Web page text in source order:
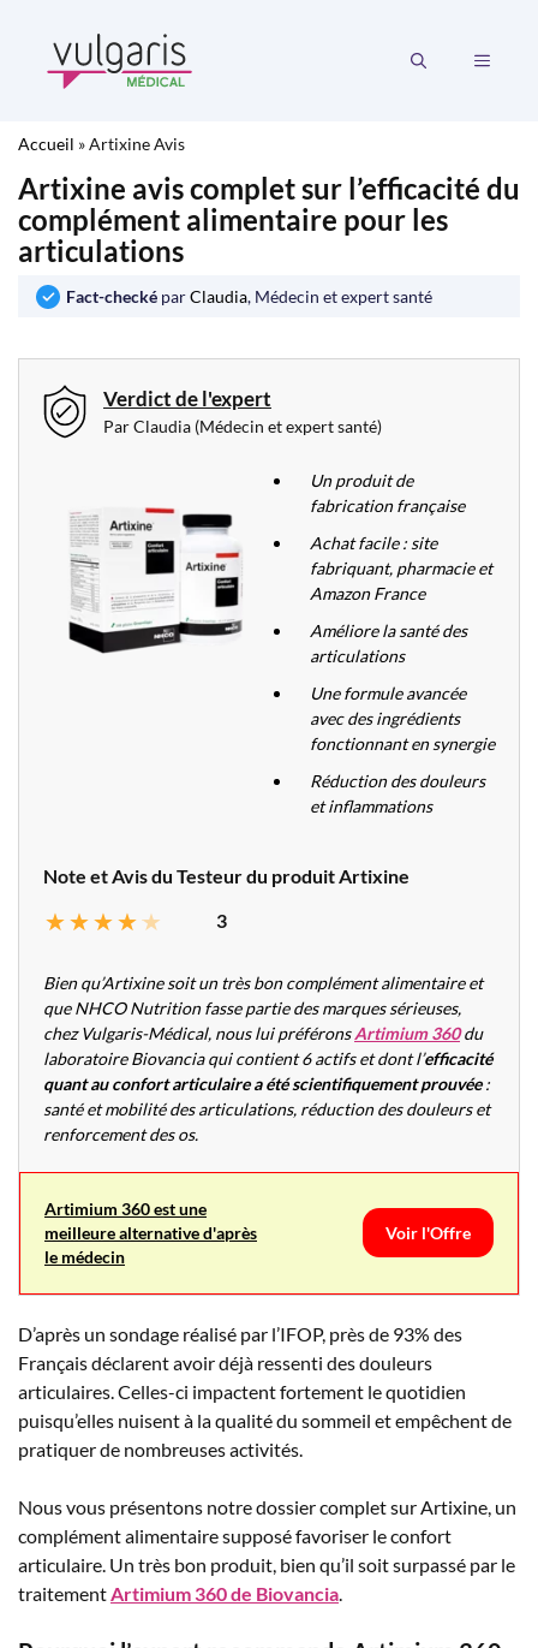
contenu
MENU
Accueil »Artixine Avis
Artixine avis complet sur l’efficacité du
complément alimentaire pour les
articulations
Fact-checké parClaudia, Médecin et expert santé
Verdict de l'expert
Par Claudia (Médecin et expert santé)
Un produit de
fabrication française
Achat facile : site
fabriquant, pharmacie et
Amazon France
Améliore la santé des
articulations
Une formule avancée
avec des ingrédients
fonctionnant en synergie
Réduction des douleurs
et inflammations
Note et Avis du Testeur du produit Artixine
3
Bien qu’Artixine soit un très bon complément alimentaire et
que NHCO Nutrition fasse partie des marques sérieuses,
chez Vulgaris-Médical, nous lui préféronsArtimium 360du
laboratoire Biovancia qui contient 6 actifs et dont l’efficacité
quant au confort articulaire a été scientifiquement prouvée:
santé et mobilité des articulations, réduction des douleurs et
renforcement des os.
Artimium 360 est une
meilleure alternative d'après
le médecin
Voir l'Offre
D’après un sondage réalisé par l’IFOP, près de 93% des
Français déclarent avoir déjà ressenti des douleurs
articulaires. Celles-ci impactent fortement le quotidien
puisqu’elles nuisent à la qualité du sommeil et empêchent de
pratiquer de nombreuses activités.
Nous vous présentons notre dossier complet sur Artixine, un
complément alimentaire supposé favoriser le confort
articulaire. Un très bon produit, bien qu’il soit surpassé par le
traitementArtimium 360 de Biovancia.